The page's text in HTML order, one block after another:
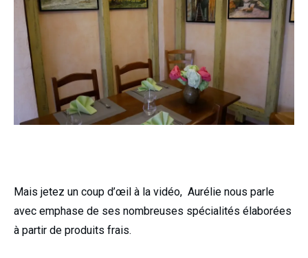
Mais jetez un coup d’œil à la vidéo, Aurélie nous parle
avec emphase de ses nombreuses spécialités élaborées
à partir de produits frais.